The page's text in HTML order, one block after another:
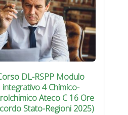
DL-RSPP Modulo
integrativo 4 Chimico-
Ateco C 16 Ore
Stato-Regioni 2025)